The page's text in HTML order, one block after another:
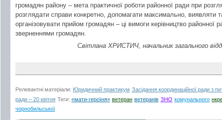
громадян району – мета практичної роботи районної ради при
розглядати справи конкретно, допомагати максимально, виявляти
організовувати прийом громадян – ці вимоги керівництво районної
зверненнями громадян.
Світлана ХРИСТИЧ, начальник загального
Релевантні матеріали: Юридичний практикум Засідання координаційної ради з
ради – 20 квітня Теги: «мати-героїня» ветеран ветеранів ЗНО комунального
чорнобильської